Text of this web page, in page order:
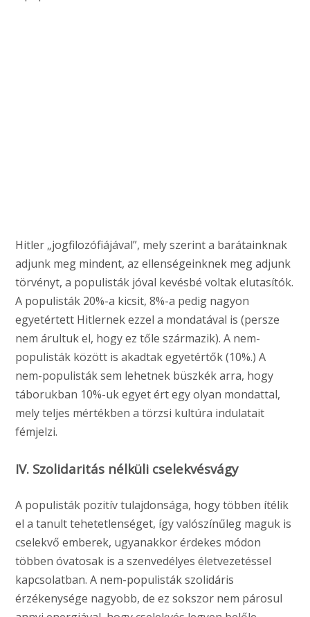
Hitler „jogfilozófiájával”, mely szerint a barátainknak
adjunk meg mindent, az ellenségeinknek meg adjunk
törvényt, a populisták jóval kevésbé voltak elutasítók.
A populisták 20%-a kicsit, 8%-a pedig nagyon
egyetértett Hitlernek ezzel a mondatával is (persze
nem árultuk el, hogy ez tőle származik). A nem-
populisták között is akadtak egyetértők (10%.) A
nem-populisták sem lehetnek büszkék arra, hogy
táborukban 10%-uk egyet ért egy olyan mondattal,
mely teljes mértékben a törzsi kultúra indulatait
fémjelzi.
IV. Szolidaritás nélküli cselekvésvágy
A populisták pozitív tulajdonsága, hogy többen ítélik
el a tanult tehetetlenséget, így valószínűleg maguk is
cselekvő emberek, ugyanakkor érdekes módon
többen óvatosak is a szenvedélyes életvezetéssel
kapcsolatban. A nem-populisták szolidáris
érzékenysége nagyobb, de ez sokszor nem párosul